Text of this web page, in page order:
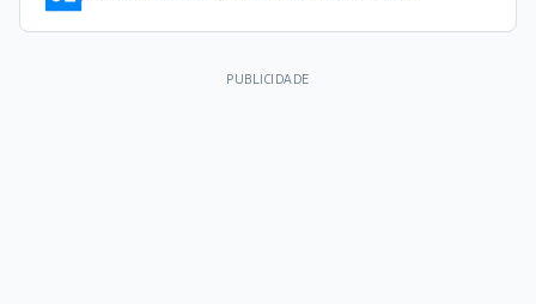
PUBLICIDADE